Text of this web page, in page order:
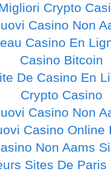
Crypto
Casino Non
Casino En
Casino Bitcoin
De Casino En
Crypto Casino
Casino Non
Casino Online
Non Aams
Sites De Paris